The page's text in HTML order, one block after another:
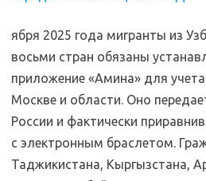
ября 2025 года мигранты из
восьми стран обязаны
приложение «Амина» для
Москве и области. Оно
России и фактически
с электронным браслетом.
Таджикистана, Кыргызстана,